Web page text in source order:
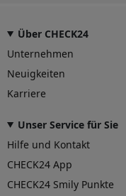
Über CHECK24
Unternehmen
Neuigkeiten
Karriere
Unser Service für Sie
Hilfe und Kontakt
CHECK24 App
CHECK24 Smily Punkte